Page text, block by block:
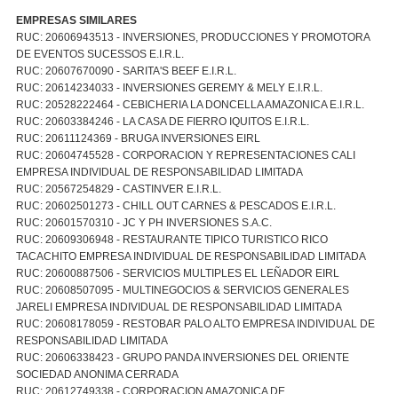
EMPRESAS SIMILARES
RUC: 20606943513 - INVERSIONES, PRODUCCIONES Y PROMOTORA
DE EVENTOS SUCESSOS E.I.R.L.
RUC: 20607670090 - SARITA'S BEEF E.I.R.L.
RUC: 20614234033 - INVERSIONES GEREMY & MELY E.I.R.L.
RUC: 20528222464 - CEBICHERIA LA DONCELLA AMAZONICA E.I.R.L.
RUC: 20603384246 - LA CASA DE FIERRO IQUITOS E.I.R.L.
RUC: 20611124369 - BRUGA INVERSIONES EIRL
RUC: 20604745528 - CORPORACION Y REPRESENTACIONES CALI
EMPRESA INDIVIDUAL DE RESPONSABILIDAD LIMITADA
RUC: 20567254829 - CASTINVER E.I.R.L.
RUC: 20602501273 - CHILL OUT CARNES & PESCADOS E.I.R.L.
RUC: 20601570310 - JC Y PH INVERSIONES S.A.C.
RUC: 20609306948 - RESTAURANTE TIPICO TURISTICO RICO
TACACHITO EMPRESA INDIVIDUAL DE RESPONSABILIDAD LIMITADA
RUC: 20600887506 - SERVICIOS MULTIPLES EL LEÑADOR EIRL
RUC: 20608507095 - MULTINEGOCIOS & SERVICIOS GENERALES
JARELI EMPRESA INDIVIDUAL DE RESPONSABILIDAD LIMITADA
RUC: 20608178059 - RESTOBAR PALO ALTO EMPRESA INDIVIDUAL DE
RESPONSABILIDAD LIMITADA
RUC: 20606338423 - GRUPO PANDA INVERSIONES DEL ORIENTE
SOCIEDAD ANONIMA CERRADA
RUC: 20612749338 - CORPORACION AMAZONICA DE